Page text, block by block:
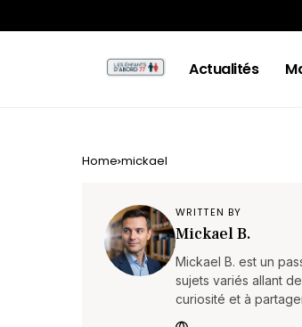
Actualités
Home mickael
WRITTEN BY
Mickael B.
Mickael B. est un
sujets variés allant
curiosité et à